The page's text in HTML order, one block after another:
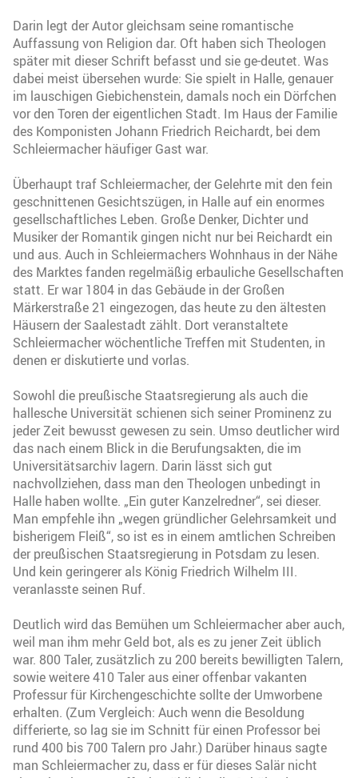
Darin legt der Autor gleichsam seine romantische
Auffassung von Religion dar. Oft haben sich Theologen
später mit dieser Schrift befasst und sie ge-deutet. Was
dabei meist übersehen wurde: Sie spielt in Halle, genauer
im lauschigen Giebichenstein, damals noch ein Dörfchen
vor den Toren der eigentlichen Stadt. Im Haus der Familie
des Komponisten Johann Friedrich Reichardt, bei dem
Schleiermacher häufiger Gast war.
Überhaupt traf Schleiermacher, der Gelehrte mit den fein
geschnittenen Gesichtszügen, in Halle auf ein enormes
gesellschaftliches Leben. Große Denker, Dichter und
Musiker der Romantik gingen nicht nur bei Reichardt ein
und aus. Auch in Schleiermachers Wohnhaus in der Nähe
des Marktes fanden regelmäßig erbauliche Gesellschaften
statt. Er war 1804 in das Gebäude in der Großen
Märkerstraße 21 eingezogen, das heute zu den ältesten
Häusern der Saalestadt zählt. Dort veranstaltete
Schleiermacher wöchentliche Treffen mit Studenten, in
denen er diskutierte und vorlas.
Sowohl die preußische Staatsregierung als auch die
hallesche Universität schienen sich seiner Prominenz zu
jeder Zeit bewusst gewesen zu sein. Umso deutlicher wird
das nach einem Blick in die Berufungsakten, die im
Universitätsarchiv lagern. Darin lässt sich gut
nachvollziehen, dass man den Theologen unbedingt in
Halle haben wollte. „Ein guter Kanzelredner“, sei dieser.
Man empfehle ihn „wegen gründlicher Gelehrsamkeit und
bisherigem Fleiß“, so ist es in einem amtlichen Schreiben
der preußischen Staatsregierung in Potsdam zu lesen.
Und kein geringerer als König Friedrich Wilhelm III.
veranlasste seinen Ruf.
Deutlich wird das Bemühen um Schleiermacher aber auch,
weil man ihm mehr Geld bot, als es zu jener Zeit üblich
war. 800 Taler, zusätzlich zu 200 bereits bewilligten Talern,
sowie weitere 410 Taler aus einer offenbar vakanten
Professur für Kirchengeschichte sollte der Umworbene
erhalten. (Zum Vergleich: Auch wenn die Besoldung
differierte, so lag sie im Schnitt für einen Professor bei
rund 400 bis 700 Talern pro Jahr.) Darüber hinaus sagte
man Schleiermacher zu, dass er für dieses Salär nicht